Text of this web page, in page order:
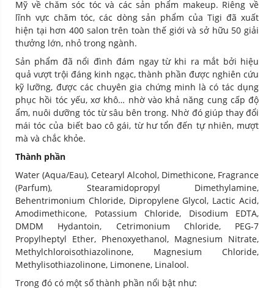
Mỹ về chăm sóc tóc và các sản phẩm makeup. Riêng về
lĩnh vực chăm tóc, các dòng sản phẩm của Tigi đã xuất
hiện tại hơn 400 salon trên toàn thế giới và sở hữu 50 giải
thưởng lớn, nhỏ trong ngành.
Sản phẩm đã nổi đình đám ngay từ khi ra mắt bởi hiệu
quả vượt trội đáng kinh ngạc, thành phần được nghiên cứu
kỹ lưỡng, được các chuyên gia chứng minh là có tác dụng
phục hồi tóc yếu, xơ khô… nhờ vào khả năng cung cấp độ
ẩm, nuôi dưỡng tóc từ sâu bên trong. Nhờ đó giúp thay đổi
mái tóc của biết bao cô gái, từ hư tổn đến tự nhiên, mượt
mà và chắc khỏe.
Thành phần
Water (Aqua/Eau), Cetearyl Alcohol, Dimethicone, Fragrance
(Parfum), Stearamidopropyl Dimethylamine,
Behentrimonium Chloride, Dipropylene Glycol, Lactic Acid,
Amodimethicone, Potassium Chloride, Disodium EDTA,
DMDM Hydantoin, Cetrimonium Chloride, PEG-7
Propylheptyl Ether, Phenoxyethanol, Magnesium Nitrate,
Methylchloroisothiazolinone, Magnesium Chloride,
Methylisothiazolinone, Limonene, Linalool.
Trong đó có một số thành phần nổi bật như: